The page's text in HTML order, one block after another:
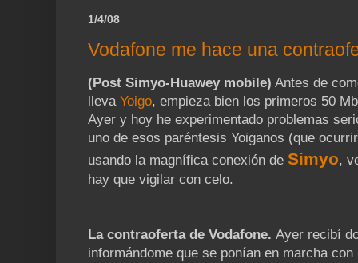
1/4/08
Vodafone me hace una
(Post Simyo-Huawey mobile) Antes de
lleva Yoigo, empieza bien los primeros 50
Ayer y hoy he experimentado problemas
uno de esos paréntesis Yoiganos (que
usando la magnífica conexión de Simyo,
hay que vigilar con celo.
La contraoferta de Vodafone. Ayer recibí
informándome que se ponían en marcha